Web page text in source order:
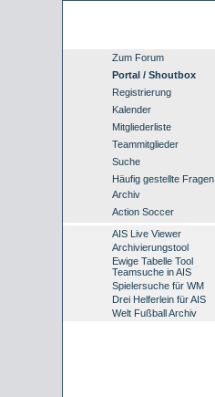
Zum Forum
Portal / Shoutbox
Registrierung
Kalender
Mitgliederliste
Teammitglieder
Suche
Häufig gestellte Fragen
Archiv
Action Soccer
AIS Live Viewer
Archivierungstool
Ewige Tabelle Tool
Teamsuche in AIS
Spielersuche für WM
Drei Helferlein für AIS
Welt Fußball Archiv